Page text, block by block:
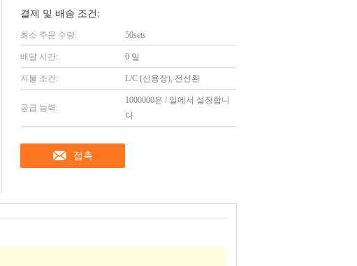
결제 및 배송 조건:
최소 주문 수량: 50sets
배달 시간: 0 일
지불 조건: L/C (신용장), 전신환
공급 능력:
1000000은 / 일에서 설정합니
다
접촉